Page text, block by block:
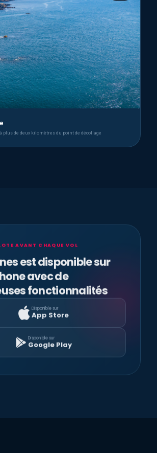
plus de deux kilomètres du point de décollage
AVANT CHAQUE VOL
est disponible sur
avec de
fonctionnalités
Disponible sur
App Store
Disponible sur
Google Play